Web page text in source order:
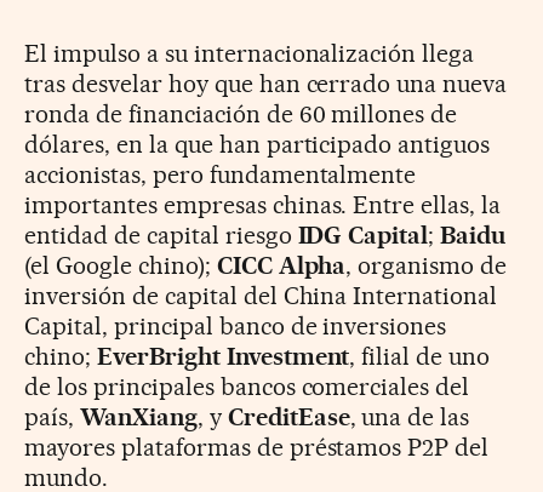
El impulso a su internacionalización llega
tras desvelar hoy que han cerrado una nueva
ronda de financiación de 60 millones de
dólares, en la que han participado antiguos
accionistas, pero fundamentalmente
importantes empresas chinas. Entre ellas, la
entidad de capital riesgo IDG Capital;Baidu
(el Google chino); CICC Alpha, organismo de
inversión de capital del China International
Capital, principal banco de inversiones
chino; EverBright Investment, filial de uno
de los principales bancos comerciales del
país, WanXiang, y CreditEase, una de las
mayores plataformas de préstamos P2P del
mundo.